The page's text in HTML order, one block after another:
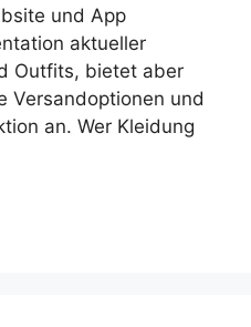
und App
aktueller
Outfits, bietet aber
Versandoptionen und
an. Wer Kleidung